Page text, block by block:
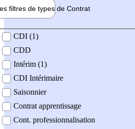
filtres de types de Contrat
contrat
CDI (1)
CDD
Intérim (1)
CDI Intérimaire
Saisonnier
Contrat apprentissage
Cont. professionnalisation